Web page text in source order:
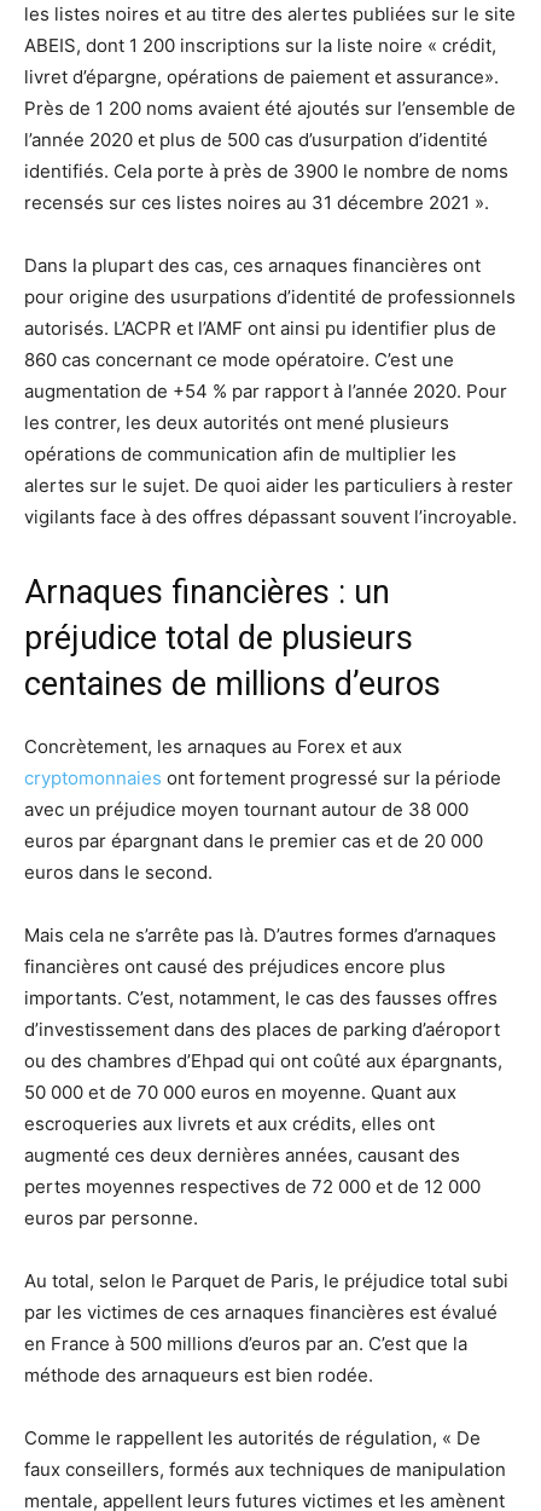
les listes noires et au titre des alertes publiées sur le site
ABEIS, dont 1 200 inscriptions sur la liste noire « crédit,
livret d’épargne, opérations de paiement et assurance».
Près de 1 200 noms avaient été ajoutés sur l’ensemble de
l’année 2020 et plus de 500 cas d’usurpation d’identité
identifiés. Cela porte à près de 3900 le nombre de noms
recensés sur ces listes noires au 31 décembre 2021 ».
Dans la plupart des cas, ces arnaques financières ont
pour origine des usurpations d’identité de professionnels
autorisés. L’ACPR et l’AMF ont ainsi pu identifier plus de
860 cas concernant ce mode opératoire. C’est une
augmentation de +54 % par rapport à l’année 2020. Pour
les contrer, les deux autorités ont mené plusieurs
opérations de communication afin de multiplier les
alertes sur le sujet. De quoi aider les particuliers à rester
vigilants face à des offres dépassant souvent l’incroyable.
Arnaques financières : un
préjudice total de plusieurs
centaines de millions d’euros
Concrètement, les arnaques au Forex et aux
cryptomonnaies ont fortement progressé sur la période
avec un préjudice moyen tournant autour de 38 000
euros par épargnant dans le premier cas et de 20 000
euros dans le second.
Mais cela ne s’arrête pas là. D’autres formes d’arnaques
financières ont causé des préjudices encore plus
importants. C’est, notamment, le cas des fausses offres
d’investissement dans des places de parking d’aéroport
ou des chambres d’Ehpad qui ont coûté aux épargnants,
50 000 et de 70 000 euros en moyenne. Quant aux
escroqueries aux livrets et aux crédits, elles ont
augmenté ces deux dernières années, causant des
pertes moyennes respectives de 72 000 et de 12 000
euros par personne.
Au total, selon le Parquet de Paris, le préjudice total subi
par les victimes de ces arnaques financières est évalué
en France à 500 millions d’euros par an. C’est que la
méthode des arnaqueurs est bien rodée.
Comme le rappellent les autorités de régulation, « De
faux conseillers, formés aux techniques de manipulation
mentale, appellent leurs futures victimes et les amènent